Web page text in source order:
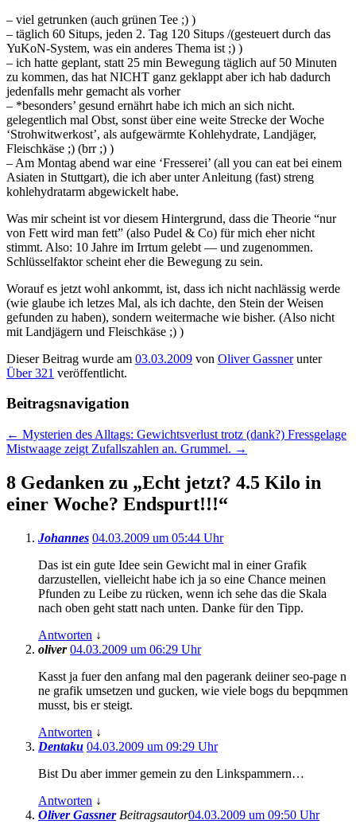
– viel getrunken (auch grünen Tee ;) )
– täglich 60 Situps, jeden 2. Tag 120 Situps /(gesteuert durch das
YuKoN-System, was ein anderes Thema ist ;) )
– ich hatte geplant, statt 25 min Bewegung täglich auf 50 Minuten
zu kommen, das hat NICHT ganz geklappt aber ich hab dadurch
jedenfalls mehr gemacht als vorher
– *besonders’ gesund ernährt habe ich mich an sich nicht.
gelegentlich mal Obst, sonst über eine weite Strecke der Woche
‘Strohwitwerkost’, als aufgewärmte Kohlehydrate, Landjäger,
Fleischkäse ;) (brr ;) )
– Am Montag abend war eine ‘Fresserei’ (all you can eat bei einem
Asiaten in Stuttgart), die ich aber unter Anleitung (fast) streng
kohlehydratarm abgewickelt habe.
Was mir scheint ist vor diesem Hintergrund, dass die Theorie “nur
von Fett wird man fett” (also Pudel & Co) für mich eher nicht
stimmt. Also: 10 Jahre im Irrtum gelebt — und zugenommen.
Schlüsselfaktor scheint eher die Bewegung zu sein.
Worauf es jetzt wohl ankommt, ist, dass ich nicht nachlässig werde
(wie glaube ich letzes Mal, als ich dachte, den Stein der Weisen
gefunden zu haben), sondern weitermache wie bisher. (Also nicht
mit Landjägern und Fleischkäse ;) )
Dieser Beitrag wurde am 03.03.2009 von Oliver Gassnerunter
Über 321 veröffentlicht.
Beitragsnavigation
← Mysterien des Alltags: Gewichtsverlust trotz (dank?) Fressgelage
Mistwaage zeigt Zufallszahlen an. Grummel. →
8 Gedanken zu „Echt jetzt? 4.5 Kilo in
einer Woche? Endspurt!!!“
Johannes 04.03.2009 um 05:44 Uhr
Das ist ein gute Idee sein Gewicht mal in einer Grafik
darzustellen, vielleicht habe ich ja so eine Chance meinen
Pfunden zu Leibe zu rücken, wenn ich sehe das die Skala
nach oben geht statt nach unten. Danke für den Tipp.
Antworten ↓
oliver 04.03.2009 um 06:29 Uhr
Kasst ja fuer den anfang mal den pagerank deiiner seo-page n
ne grafik umsetzen und gucken, wie viele bogs du bepqmmen
musst, bis er steigt.
Antworten ↓
Dentaku 04.03.2009 um 09:29 Uhr
Bist Du aber immer gemein zu den Linkspammern…
Antworten ↓
Oliver Gassner Beitragsautor04.03.2009 um 09:50 Uhr